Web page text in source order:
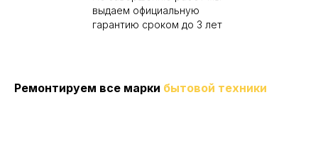
выдаем официальную
гарантию сроком до 3 лет
Ремонтируем все марки бытовой техники